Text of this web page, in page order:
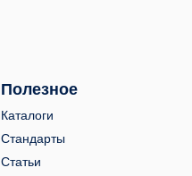
Полезное
Каталоги
Стандарты
Статьи